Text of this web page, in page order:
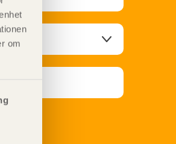
om